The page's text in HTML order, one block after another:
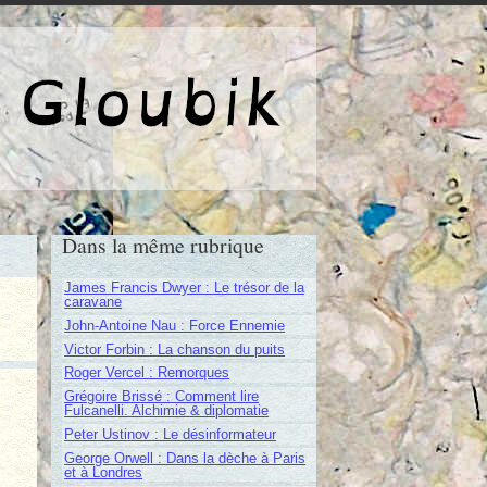
de Gloubik
Dans la même rubrique
James Francis Dwyer : Le trésor de la
caravane
John-Antoine Nau : Force Ennemie
Victor Forbin : La chanson du puits
Roger Vercel : Remorques
Grégoire Brissé : Comment lire
Fulcanelli. Alchimie & diplomatie
Peter Ustinov : Le désinformateur
George Orwell : Dans la dèche à Paris
et à Londres